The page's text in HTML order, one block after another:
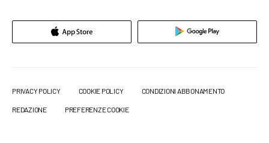
PRIVACY POLICY COOKIE POLICY CONDIZIONI ABBONAMENTO
REDAZIONE PREFERENZE COOKIE